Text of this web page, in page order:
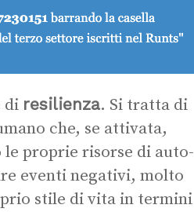
di resilienza. Si tratta di
che, se attivata,
proprie risorse di auto-
eventi negativi, molto
stile di vita in termini